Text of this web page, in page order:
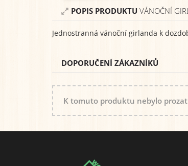
POPIS PRODUKTU VÁNOČNÍ
Jednostranná vánoční girlanda k
DOPORUČENÍ ZÁKAZNÍKŮ
K tomuto produktu nebylo